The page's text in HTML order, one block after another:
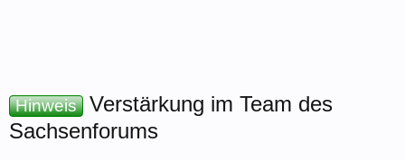
Hinweis
Verstärkung im Team des
Sachsenforums